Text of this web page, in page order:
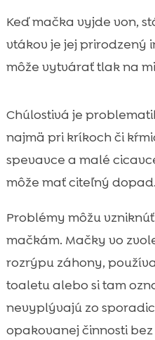
Keď mačka vyjde von,
vtákov je jej prirodzený
môže vytvárať tlak na
Chúlostivá je
najmä pri kríkoch či
spevavce a malé
môže mať citeľný dopad.
Problémy môžu
mačkám. Mačky vo
rozrýpu záhony,
toaletu alebo si tam
nevyplývajú zo
opakovanej činnosti